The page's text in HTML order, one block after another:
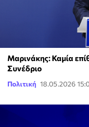
Μαρινάκης: Καμία
Συνέδριο
Πολιτική 18.05.2026